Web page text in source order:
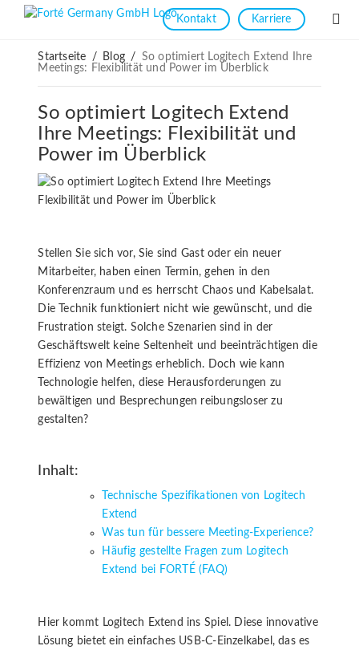
Kontakt Karriere
Startseite / Blog /
So optimiert Logitech Extend Ihre
Meetings: Flexibilität und Power im Überblick
So optimiert Logitech Extend
Ihre Meetings: Flexibilität und
Power im Überblick
Stellen Sie sich vor, Sie sind Gast oder ein neuer
Mitarbeiter, haben einen Termin, gehen in den
Konferenzraum und es herrscht Chaos und Kabelsalat.
Die Technik funktioniert nicht wie gewünscht, und die
Frustration steigt. Solche Szenarien sind in der
Geschäftswelt keine Seltenheit und beeinträchtigen die
Effizienz von Meetings erheblich. Doch wie kann
Technologie helfen, diese Herausforderungen zu
bewältigen und Besprechungen reibungsloser zu
gestalten?
Inhalt:
Technische Spezifikationen von Logitech
Extend
Was tun für bessere Meeting-Experience?
Häufig gestellte Fragen zum Logitech
Extend bei FORTÉ (FAQ)
Hier kommt Logitech Extend ins Spiel. Diese innovative
Lösung bietet ein einfaches USB-C-Einzelkabel, das es